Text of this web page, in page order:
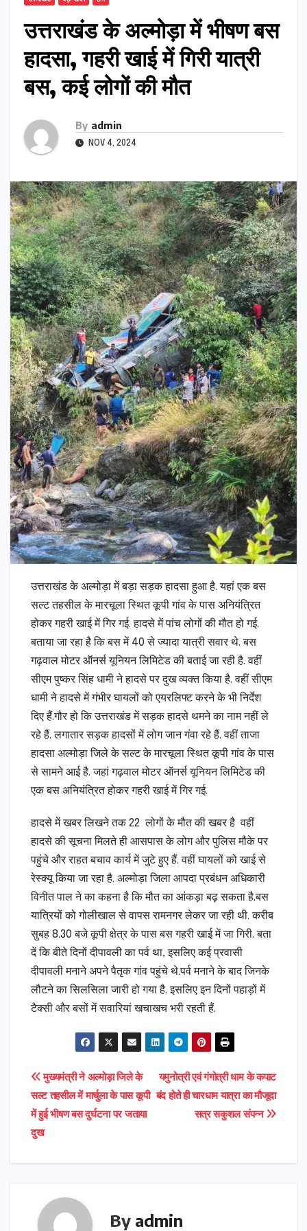
उत्तराखंड के अल्मोड़ा में भीषण बस
हादसा, गहरी खाई में गिरी यात्री
बस, कई लोगों की मौत
By admin
NOV 4, 2024
उत्तराखंड के अल्मोड़ा में बड़ा सड़क हादसा हुआ है. यहां एक बस
सल्ट तहसील के मारचूला स्थित कूपी गांव के पास अनियंत्रित
होकर गहरी खाई में गिर गई. हादसे में पांच लोगों की मौत हो गई.
बताया जा रहा है कि बस में 40 से ज्यादा यात्री सवार थे. बस
गढ़वाल मोटर ऑनर्स यूनियन लिमिटेड की बताई जा रही है. वहीं
सीएम पुष्कर सिंह धामी ने हादसे पर दुख व्यक्त किया है. वहीं सीएम
धामी ने हादसे में गंभीर घायलों को एयरलिफ्ट करने के भी निर्देश
दिए हैं.गौर हो कि उत्तराखंड में सड़क हादसे थमने का नाम नहीं ले
रहे हैं. लगातार सड़क हादसों में लोग जान गंवा रहे हैं. वहीं ताजा
हादसा अल्मोड़ा जिले के सल्ट के मारचूला स्थित कूपी गांव के पास
से सामने आई है. जहां गढ़वाल मोटर ऑनर्स यूनियन लिमिटेड की
एक बस अनियंत्रित होकर गहरी खाई में गिर गई.
हादसे में खबर लिखने तक 22 लोगों के मौत की खबर है वहीं
हादसे की सूचना मिलते ही आसपास के लोग और पुलिस मौके पर
पहुंचे और राहत बचाव कार्य में जुटे हुए हैं. वहीं घायलों को खाई से
रेस्क्यू किया जा रहा है. अल्मोड़ा जिला आपदा प्रबंधन अधिकारी
विनीत पाल ने का कहना है कि मौत का आंकड़ा बढ़ सकता है.बस
यात्रियों को गोलीखाल से वापस रामनगर लेकर जा रही थी. करीब
सुबह 8.30 बजे कूपी क्षेत्र के पास बस गहरी खाई में जा गिरी. बता
दें कि बीते दिनों दीपावली का पर्व था, इसलिए कई प्रवासी
दीपावली मनाने अपने पैतृक गांव पहुंचे थे.पर्व मनाने के बाद जिनके
लौटने का सिलसिला जारी हो गया है. इसलिए इन दिनों पहाड़ों में
टैक्सी और बसों में सवारियां खचाखच भरी रहती हैं.
Post
navigation
यमुनोत्री एवं गंगोत्री धाम के कपाट
बंद होते ही चारधाम यात्रा का मौजूदा
सत्र सकुशल संपन्न
मुख्यमंत्री ने अल्मोड़ा जिले के
सल्ट तहसील में मार्चुला के पास कूपी
में हुई भीषण बस दुर्घटना पर जताया
दुख
By admin